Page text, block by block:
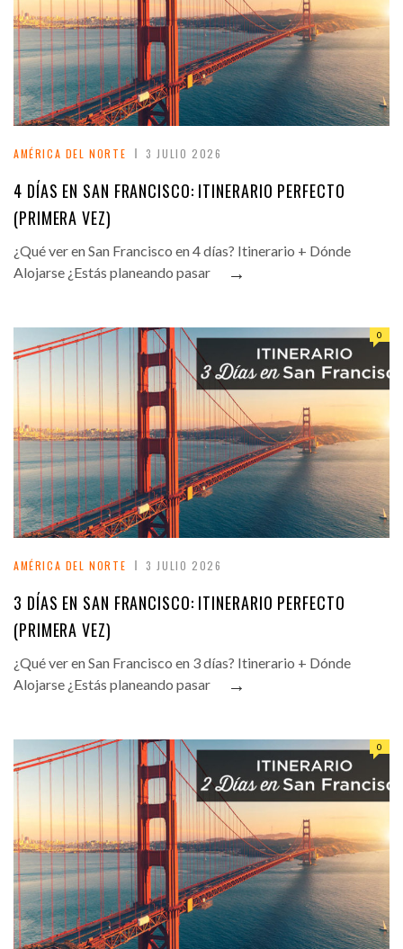
AMÉRICA DEL NORTE 3 JULIO 2026
4 DÍAS EN SAN FRANCISCO: ITINERARIO PERFECTO
(PRIMERA VEZ)
¿Qué ver en San Francisco en 4 días? Itinerario + Dónde
Alojarse ¿Estás planeando pasar
→
AMÉRICA DEL NORTE 3 JULIO 2026
0
3 DÍAS EN SAN FRANCISCO: ITINERARIO PERFECTO
(PRIMERA VEZ)
¿Qué ver en San Francisco en 3 días? Itinerario + Dónde
Alojarse ¿Estás planeando pasar
→
0